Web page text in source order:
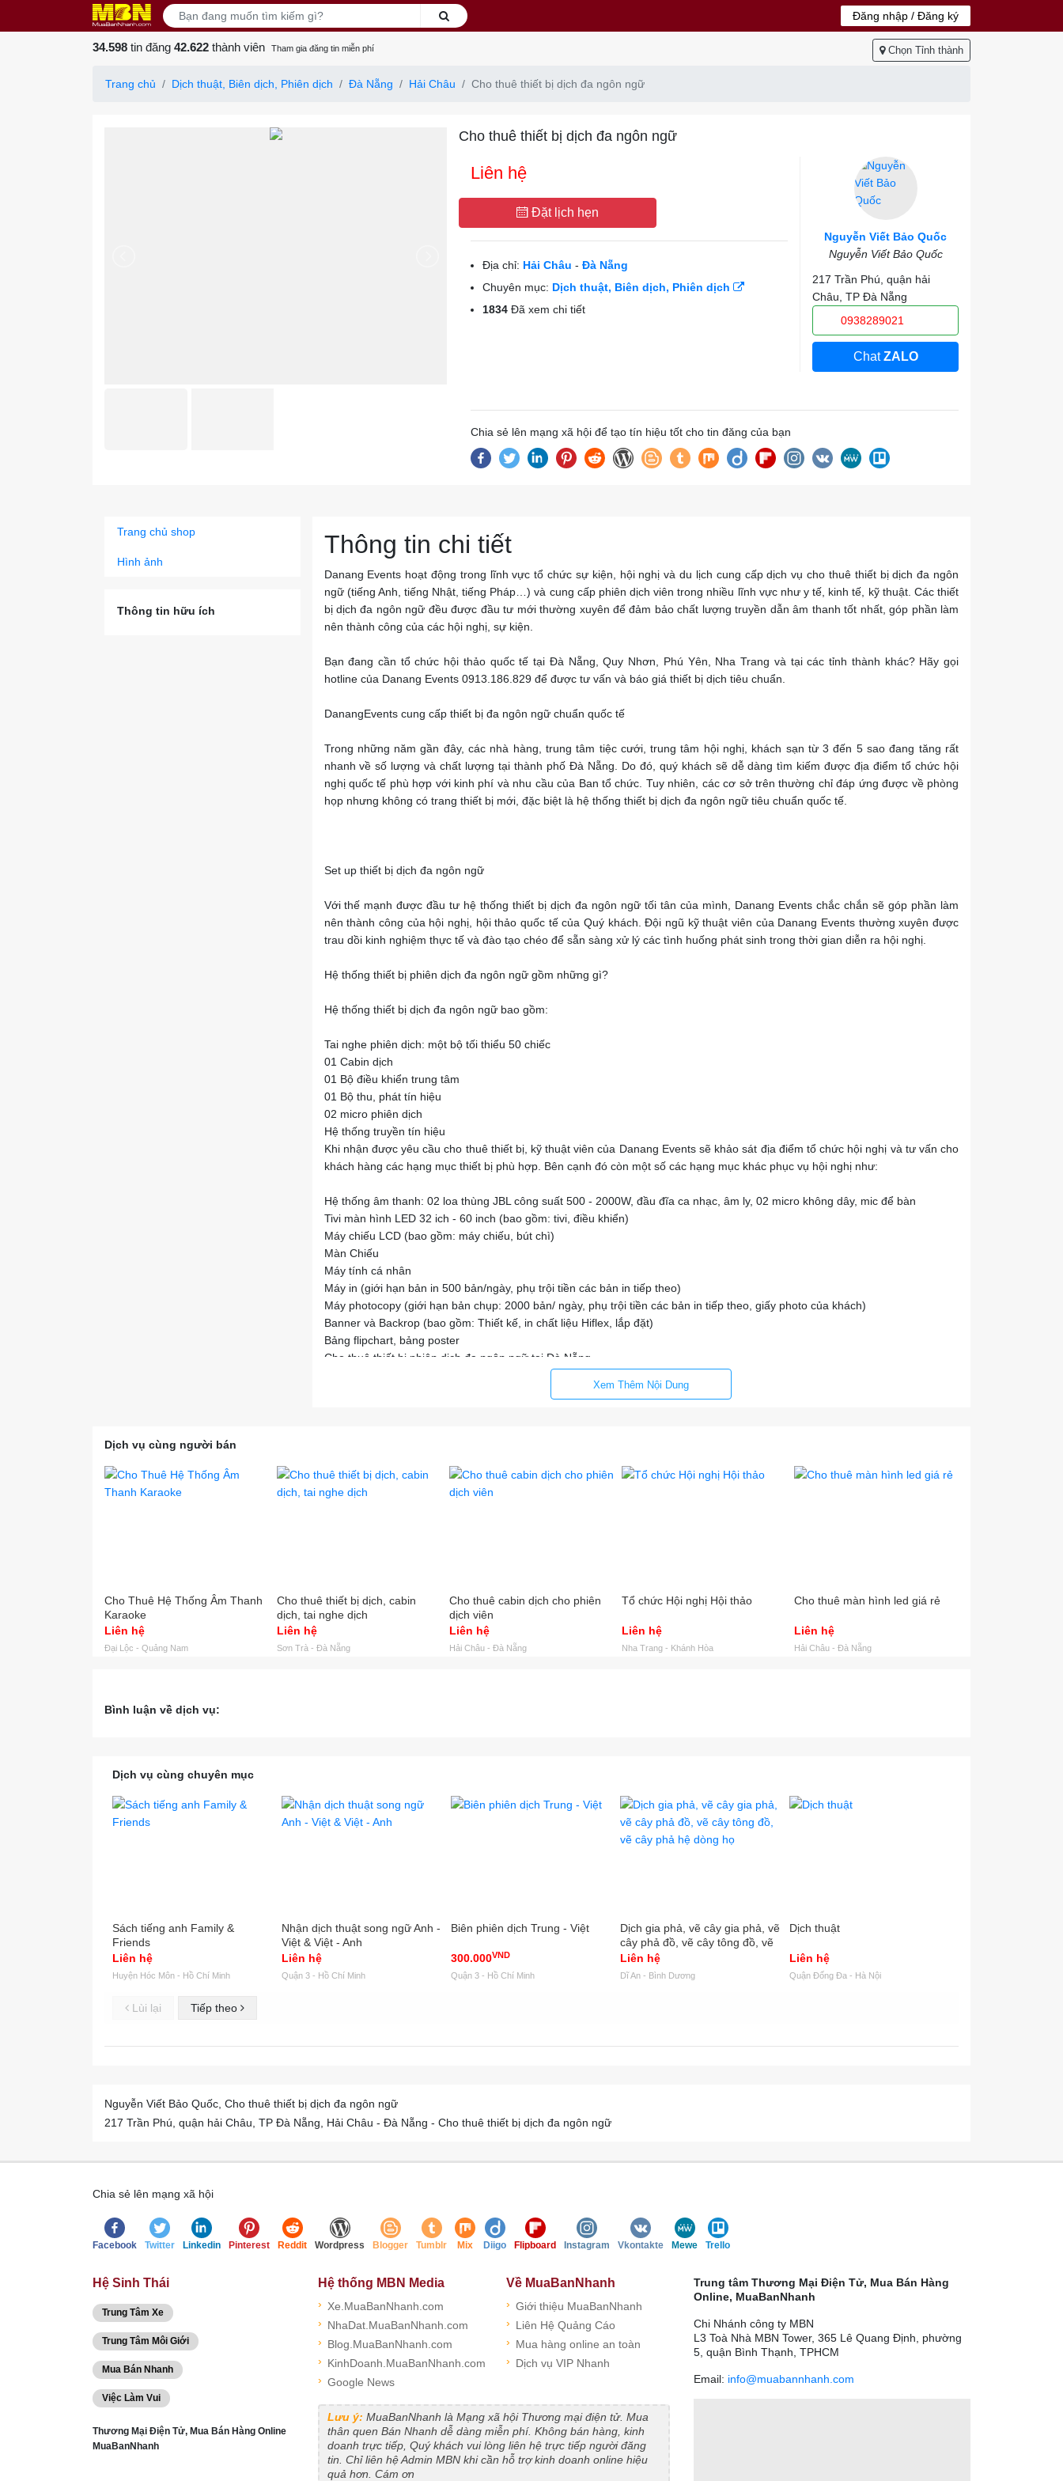
Đăng nhập / Đăng ký
34.598 tin đăng 42.622 thành viên Tham gia đăng tin miễn phí Chọn Tỉnh thành
Trang chủ Dịch thuật, Biên dịch, Phiên dịch Đà Nẵng Hải Châu Cho thuê thiết bị dịch đa ngôn ngữ
Cho thuê thiết bị dịch đa ngôn ngữ
Liên hệ
Đặt lịch hẹn
Địa chỉ: Hải Châu - Đà Nẵng
Chuyên mục: Dịch thuật, Biên dịch, Phiên dịch
1834Đã xem chi tiết
Nguyễn Viết Bảo Quốc
Nguyễn Viết Bảo Quốc
217 Trần Phú, quận hải
Châu, TP Đà Nẵng
0938289021
ChatZALO
Chia sẻ lên mạng xã hội để tạo tín hiệu tốt cho tin đăng của bạn
Trang chủ shop
Hình ảnh
Thông tin hữu ích
Thông tin chi tiết
Danang Events hoạt động trong lĩnh vực tổ chức sự kiện, hội nghị và du lịch cung cấp dịch vụ cho thuê thiết bị dịch đa ngôn
ngữ (tiếng Anh, tiếng Nhật, tiếng Pháp…) và cung cấp phiên dịch viên trong nhiều lĩnh vực như y tế, kinh tế, kỹ thuật. Các thiết
bị dịch đa ngôn ngữ đều được đầu tư mới thường xuyên để đảm bảo chất lượng truyền dẫn âm thanh tốt nhất, góp phần làm
nên thành công của các hội nghị, sự kiện.
Bạn đang cần tổ chức hội thảo quốc tế tại Đà Nẵng, Quy Nhơn, Phú Yên, Nha Trang và tại các tỉnh thành khác? Hãy gọi
hotline của Danang Events 0913.186.829 để được tư vấn và báo giá thiết bị dịch tiêu chuẩn.
DanangEvents cung cấp thiết bị đa ngôn ngữ chuẩn quốc tế
Trong những năm gần đây, c­ác nhà hàng, trung tâm tiệc cưới, trung tâm hội nghị, khách sạn từ 3 đến 5 sao đang tăng rất
nhanh về số lượng và chất lượng tại thành phố Đà Nẵng. Do đó, quý khách sẽ dễ dàng tìm kiếm được địa điểm tổ chức hội
nghị quốc tế phù hợp với kinh phí và nhu cầu của Ban tổ chức. Tuy nhiên, các cơ sở trên thường chỉ đáp ứng được về phòng
họp nhưng không có trang thiết bị mới, đặc biệt là hệ thống thiết bị dịch đa ngôn ngữ tiêu chuẩn quốc tế.
Set up thiết bị dịch đa ngôn ngữ
Với thế mạnh được đầu tư hệ thống thiết bị dịch đa ngôn ngữ tối tân của mình, Danang Events chắc chắn sẽ góp phần làm
nên thành công của hội nghị, hội thảo quốc tế của Quý khách. Đội ngũ kỹ thuật viên của Danang Events thường xuyên được
trau dồi kinh nghiệm thực tế và đào tạo chéo để sẵn sàng xử lý các tình huống phát sinh trong thời gian diễn ra hội nghị.
Hệ thống thiết bị phiên dịch đa ngôn ngữ gồm những gì?
Hệ thống thiết bị dịch đa ngôn ngữ bao gồm:
Tai nghe phiên dịch: một bộ tối thiểu 50 chiếc
01 Cabin dịch
01 Bộ điều khiển trung tâm
01 Bộ thu, phát tín hiệu
02 micro phiên dịch
Hệ thống truyền tín hiệu
Khi nhận được yêu cầu cho thuê thiết bị, kỹ thuật viên của Danang Events sẽ khảo sát địa điểm tổ chức hội nghị và tư vấn cho
khách hàng các hạng mục thiết bị phù hợp. Bên cạnh đó còn một số các hạng mục khác phục vụ hội nghị như:
Hệ thống âm thanh: 02 loa thùng JBL công suất 500 - 2000W, đầu đĩa ca nhạc, âm ly, 02 micro không dây, mic để bàn
Tivi màn hình LED 32 ich - 60 inch (bao gồm: tivi, điều khiển)
Máy chiếu LCD (bao gồm: máy chiếu, bút chì)
Màn Chiếu
Máy tính cá nhân
Máy in (giới hạn bản in 500 bản/ngày, phụ trội tiền các bản in tiếp theo)
Máy photocopy (giới hạn bản chụp: 2000 bản/ ngày, phụ trội tiền các bản in tiếp theo, giấy photo của khách)
Banner và Backrop (bao gồm: Thiết kế, in chất liệu Hiflex, lắp đặt)
Bảng flipchart, bảng poster
Cho thuê thiết bị phiên dịch đa ngôn ngữ tại Đà Nẵng
Micro cổ ngỗng, laptop hiện đại phục vụ tổ chức hội nghị
yêu cầu hay phản hồi từ phía các đại biểu tham dự và các nhà tài trợ. Danang Events sẽ mang đến cho Quý khách:
Xem Thêm Nội Dung
Dịch vụ cùng người bán
Cho Thuê Hệ Thống Âm Thanh
Karaoke
Liên hệ
Đại Lộc - Quảng Nam
Cho thuê thiết bị dịch, cabin
dịch, tai nghe dịch
Liên hệ
Sơn Trà - Đà Nẵng
Cho thuê cabin dịch cho phiên
dịch viên
Liên hệ
Hải Châu - Đà Nẵng
Tổ chức Hội nghị Hội thảo
Liên hệ
Nha Trang - Khánh Hòa
Cho thuê màn hình led giá rẻ
Liên hệ
Hải Châu - Đà Nẵng
Bình luận về dịch vụ:
Dịch vụ cùng chuyên mục
Sách tiếng anh Family &
Friends
Liên hệ
Huyện Hóc Môn - Hồ Chí Minh
Nhận dịch thuật song ngữ Anh -
Việt & Việt - Anh
Liên hệ
Quận 3 - Hồ Chí Minh
Biên phiên dịch Trung - Việt
300.000VND
Quận 3 - Hồ Chí Minh
Dịch gia phả, vẽ cây gia phả, vẽ
cây phả đồ, vẽ cây tông đồ, vẽ
cây phả hệ dòng họ
Liên hệ
Dĩ An - Bình Dương
Dịch thuật
Liên hệ
Quận Đống Đa - Hà Nội
Lùi lại Tiếp theo
Nguyễn Viết Bảo Quốc, Cho thuê thiết bị dịch đa ngôn ngữ
217 Trần Phú, quận hải Châu, TP Đà Nẵng, Hải Châu - Đà Nẵng - Cho thuê thiết bị dịch đa ngôn ngữ
Chia sẻ lên mạng xã hội
Facebook Twitter Linkedin Pinterest Reddit Wordpress Blogger Tumblr Mix Diigo Flipboard Instagram Vkontakte Mewe Trello
Hệ Sinh Thái
Trung Tâm Xe
Trung Tâm Môi Giới
Mua Bán Nhanh
Việc Làm Vui
Thương Mại Điện Tử, Mua Bán Hàng Online
MuaBanNhanh
Hệ thống MBN Media
› Xe.MuaBanNhanh.com
› NhaDat.MuaBanNhanh.com
› Blog.MuaBanNhanh.com
› KinhDoanh.MuaBanNhanh.com
› Google News
Về MuaBanNhanh
› Giới thiệu MuaBanNhanh
› Liên Hệ Quảng Cáo
› Mua hàng online an toàn
› Dịch vụ VIP Nhanh
Lưu ý: MuaBanNhanh là Mạng xã hội Thương mại điện tử. Mua
thân quen Bán Nhanh dễ dàng miễn phí. Không bán hàng, kinh
doanh trực tiếp, Quý khách vui lòng liên hệ trực tiếp người đăng
tin. Chỉ liên hệ Admin MBN khi cần hỗ trợ kinh doanh online hiệu
quả hơn. Cám ơn
Trung tâm Thương Mại Điện Tử, Mua Bán Hàng
Online, MuaBanNhanh
Chi Nhánh công ty MBN
L3 Toà Nhà MBN Tower, 365 Lê Quang Định, phường
5, quận Bình Thạnh, TPHCM
Email: info@muabannhanh.com